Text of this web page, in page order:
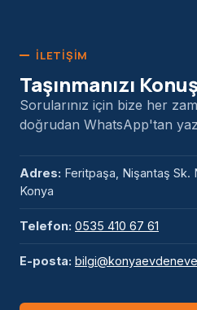
İLETIŞIM
Taşınmanızı
Sorularınız için bize her
doğrudan WhatsApp'tan
Adres: Feritpaşa, Nişantaş
Konya
Telefon: 0535 410 67 61
E-posta: